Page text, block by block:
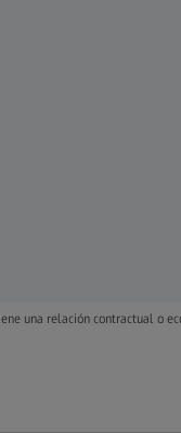
una relación contractual o